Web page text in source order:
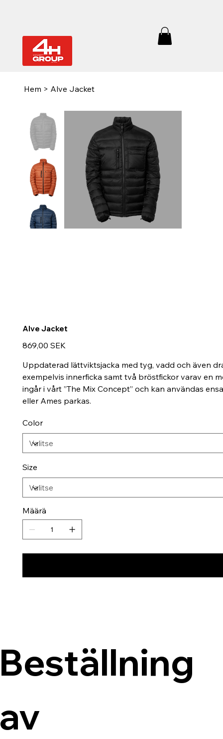
Hem > Alve Jacket
Alve Jacket
Hinta
869,00 SEK
Uppdaterad lättviktsjacka med tyg, vadd och även
exempelvis innerficka samt två bröstfickor varav en
ingår i vårt ”The Mix Concept” och kan användas
eller Ames parkas.
Color
Size
Määrä